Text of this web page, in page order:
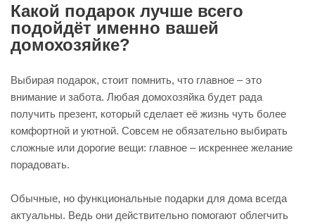
Какой подарок лучше всего
подойдёт именно вашей
домохозяйке?
Выбирая подарок, стоит помнить, что главное – это
внимание и забота. Любая домохозяйка будет рада
получить презент, который сделает её жизнь чуть более
комфортной и уютной. Совсем не обязательно выбирать
сложные или дорогие вещи: главное – искреннее желание
порадовать.
Обычные, но функциональные подарки для дома всегда
актуальны. Ведь они действительно помогают облегчить